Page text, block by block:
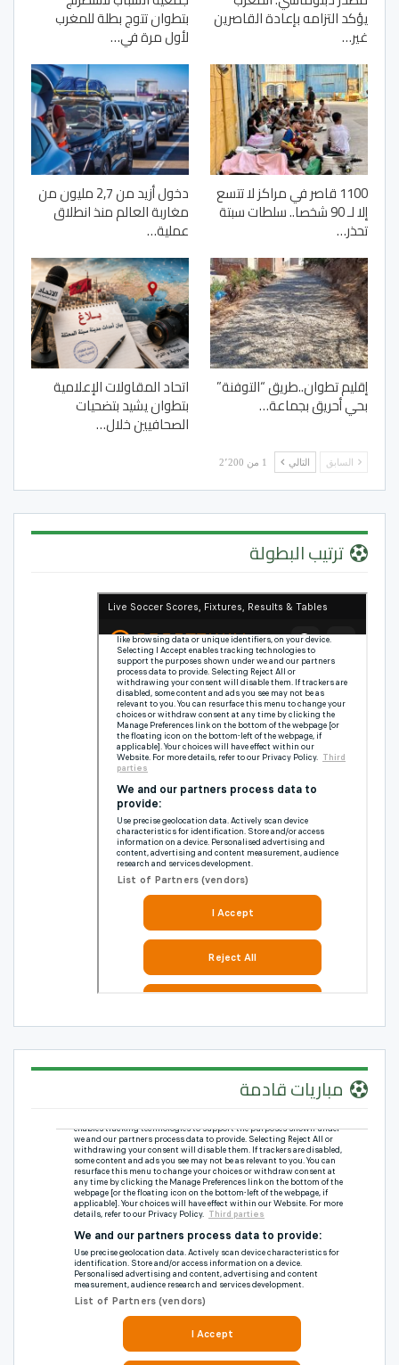
يؤكد التزامه بإعادة القاصرين
غير…
بتطوان تتوج بطلة للمغرب
لأول مرة في…
1100 قاصر في مراكز لا تتسع
إلا لـ 90 شخصا.. سلطات سبتة
تحذر…
دخول أزيد من 2,7 مليون من
مغاربة العالم منذ انطلاق
عملية…
إقليم تطوان..طريق “التوفنة”
بحي أحريق بجماعة…
اتحاد المقاولات الإعلامية
بتطوان يشيد بتضحيات
الصحافيين خلال…
السابق التالي 1 من 2٬200
ترتيب البطولة
مباريات قادمة